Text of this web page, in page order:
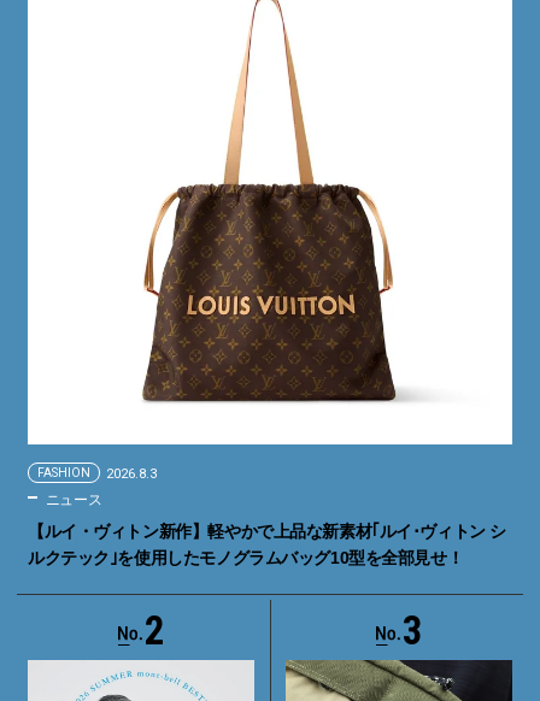
FASHION 2026.8.3
ニュース
【ルイ・ヴィトン新作】軽やかで上品な新素材｢ルイ･ヴィトン シ
ルクテック｣を使用したモノグラムバッグ10型を全部見せ！
2 3